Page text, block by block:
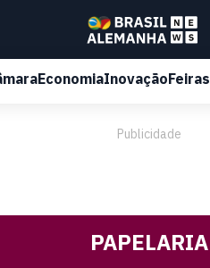
EconomiaInovaçãoFeiras
Publicidade
PAPELARIA